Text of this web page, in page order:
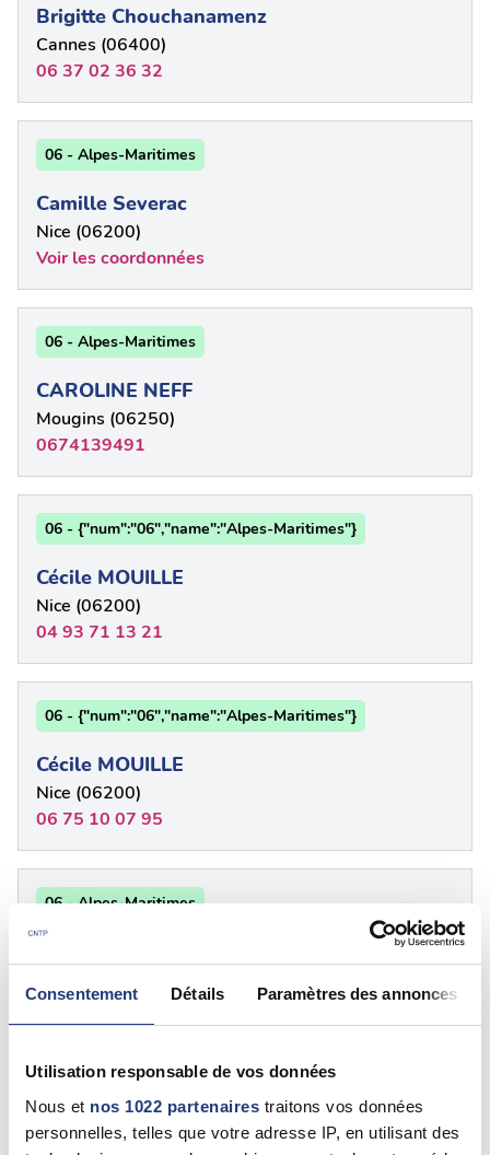
Consentement Détails Paramètres des annonces
Utilisation responsable de vos données
Nous et nos 1022 partenaires traitons vos données
personnelles, telles que votre adresse IP, en utilisant des
Brigitte Chouchanamenz
Cannes (06400)
06 37 02 36 32
06 - Alpes-Maritimes
Camille Severac
Nice (06200)
Voir les coordonnées
06 - Alpes-Maritimes
CAROLINE NEFF
Mougins (06250)
0674139491
06 - {"num":"06","name":"Alpes-Maritimes"}
Cécile MOUILLE
Nice (06200)
04 93 71 13 21
06 - {"num":"06","name":"Alpes-Maritimes"}
Cécile MOUILLE
Nice (06200)
06 75 10 07 95
06 - Alpes-Maritimes
06 32 77 29 22
Christine DELCOUR-SANCHEZ